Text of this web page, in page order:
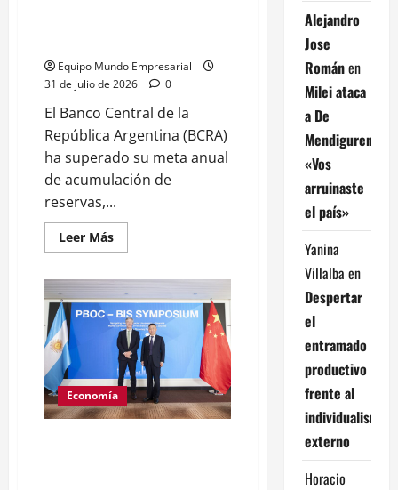
Equipo Mundo Empresarial
31 de julio de 2026
0
El Banco Central de la
República Argentina (BCRA)
ha superado su meta anual
de acumulación de
reservas,...
Leer MásLeer
más
Central
acumula
USD
2.116
millones
en
julio
y
supera
meta
anual
Economía
Alejandro
Jose
Románen
Milei ataca
a De
Mendiguren:
«Vos
arruinaste
el país»
Yanina
Villalba en
Despertar
el
entramado
productivo
frente al
individualismo
externo
Horacio